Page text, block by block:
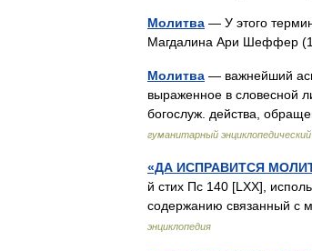
Молитва — У этого
Магдалина Ари Шеффер
Молитва — важнейший
выраженное в словесной
богослуж. действа,
гуманитарный
«ДА ИСПРАВИТСЯ
й стих Пс 140 [LXX],
содержанию связанный с
энциклопедия